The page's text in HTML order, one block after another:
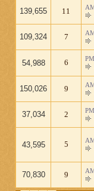
11
139,655
7
109,324
6
54,988
9
150,026
2
37,034
5
43,595
9
70,830